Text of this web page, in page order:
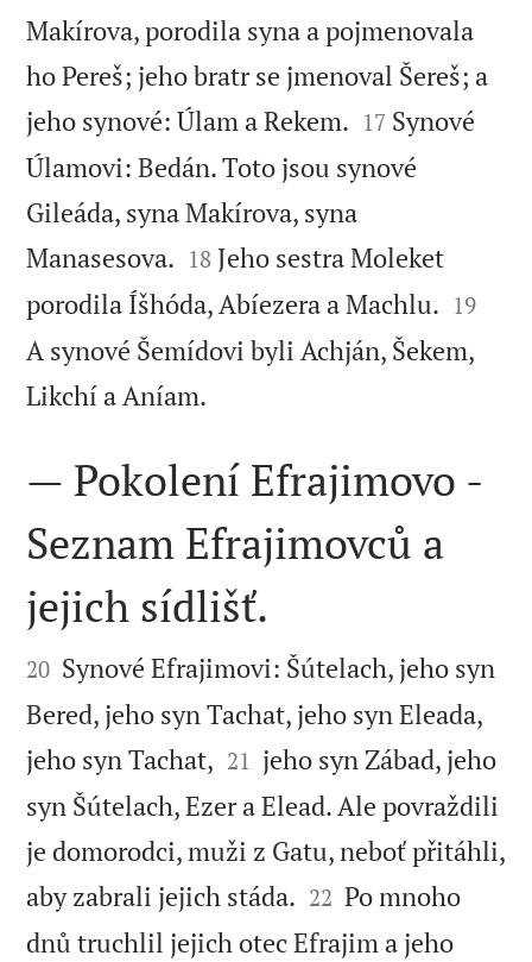
Makírova, porodila syna a pojmenovala
ho Pereš; jeho bratr se jmenoval Šereš; a
jeho synové: Úlam a Rekem. 

17 Synové
Úlamovi: Bedán. Toto jsou synové
Gileáda, syna Makírova, syna
Manasesova. 

18 Jeho sestra Moleket
porodila Íšhóda, Abíezera a Machlu. 

19
A synové Šemídovi byli Achján, Šekem,
Likchí a Aníam.

— Pokolení Efrajimovo -
Seznam Efrajimovců a
jejich sídlišť.

20 Synové Efrajimovi: Šútelach, jeho syn
Bered, jeho syn Tachat, jeho syn Eleada,
jeho syn Tachat, 

21 jeho syn Zábad, jeho
syn Šútelach, Ezer a Elead. Ale povraždili
je domorodci, muži z Gatu, neboť přitáhli,
aby zabrali jejich stáda. 

22 Po mnoho
dnů truchlil jejich otec Efrajim a jeho